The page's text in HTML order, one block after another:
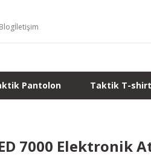
Blogİletişim
Pantolon Taktik T-shirt
7000 Elektronik